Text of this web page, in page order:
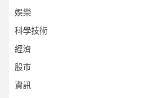
娛樂
科學技術
經濟
股市
資訊